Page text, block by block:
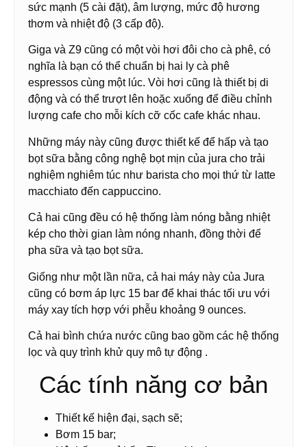
sức mạnh (5 cài đặt), âm lượng, mức độ hương
thơm và nhiệt độ (3 cấp độ).
Giga và Z9 cũng có một vòi hơi đôi cho cà phê, có
nghĩa là bạn có thể chuẩn bị hai ly cà phê
espressos cùng một lúc. Vòi hơi cũng là thiết bị di
động và có thể trượt lên hoặc xuống để điều chỉnh
lượng cafe cho mỗi kích cỡ cốc cafe khác nhau.
Những máy này cũng được thiết kế để hấp và tạo
bọt sữa bằng công nghệ bọt mịn của jura cho trải
nghiệm nghiêm túc như barista cho mọi thứ từ latte
macchiato đến cappuccino.
Cả hai cũng đều có hệ thống làm nóng bằng nhiệt
kép cho thời gian làm nóng nhanh, đồng thời để
pha sữa và tạo bọt sữa.
Giống như một lần nữa, cả hai máy này của Jura
cũng có bơm áp lực 15 bar để khai thác tối ưu với
máy xay tích hợp với phễu khoảng 9 ounces.
Cả hai bình chứa nước cũng bao gồm các hệ thống
lọc và quy trình khử quy mô tự động .
Các tính năng cơ bản
Thiết kế hiện đại, sạch sẽ;
Bơm 15 bar;